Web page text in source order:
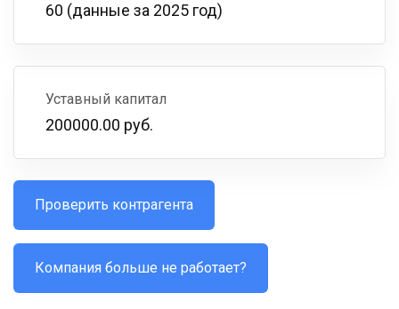
60 (данные за 2025 год)
Уставный капитал
200000.00 руб.
Проверить контрагента
Компания больше не работает?